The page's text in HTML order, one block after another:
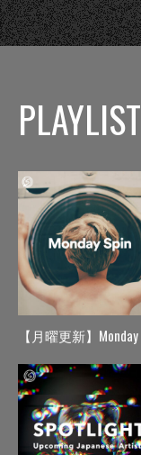
PLAYLIST